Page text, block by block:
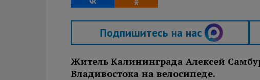
Подпишитесь на нас
Житель Калининграда Алексей
Владивостока на велосипеде.